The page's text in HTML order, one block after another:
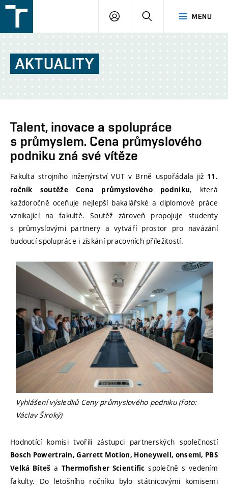
v
Brně
MENU
PŘIHLÁŠENÍ
AKTUALITY
Talent, inovace a spolupráce
s průmyslem. Cena průmyslového
podniku zná své vítěze
Fakulta strojního inženýrství VUT v Brně uspořádala již 11.
ročník soutěže Cena průmyslového podniku, která
každoročně oceňuje nejlepší bakalářské a diplomové práce
vznikající na fakultě. Soutěž zároveň propojuje studenty
s průmyslovými partnery a vytváří prostor pro navázání
budoucí spolupráce i získání pracovních příležitostí.
Vyhlášení výsledků Ceny průmyslového podniku (foto:
Václav Široký)
Hodnotící komisi tvořili zástupci partnerských společností
Bosch Powertrain, Garrett Motion, Honeywell, onsemi, PBS
Velká Bíteš a Thermofisher Scientific společně s vedením
fakulty. Do letošního ročníku bylo státnicovými komisemi